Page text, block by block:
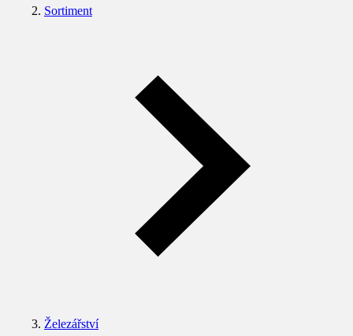
Sortiment
Železářství